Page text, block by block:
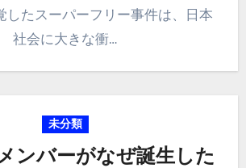
したスーパーフリー事件は、日本
社会に大きな衝…
未分類
ンバーがなぜ誕生した